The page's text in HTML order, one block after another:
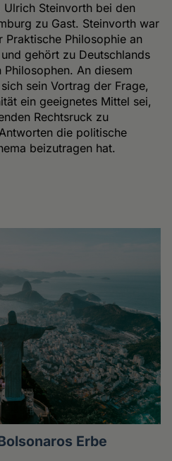
Steinvorth bei den
zu Gast. Steinvorth war
Philosophie an
gehört zu Deutschlands
An diesem
sein Vortrag der Frage,
ein geeignetes Mittel sei,
Rechtsruck zu
die politische
beizutragen hat.
Erbe